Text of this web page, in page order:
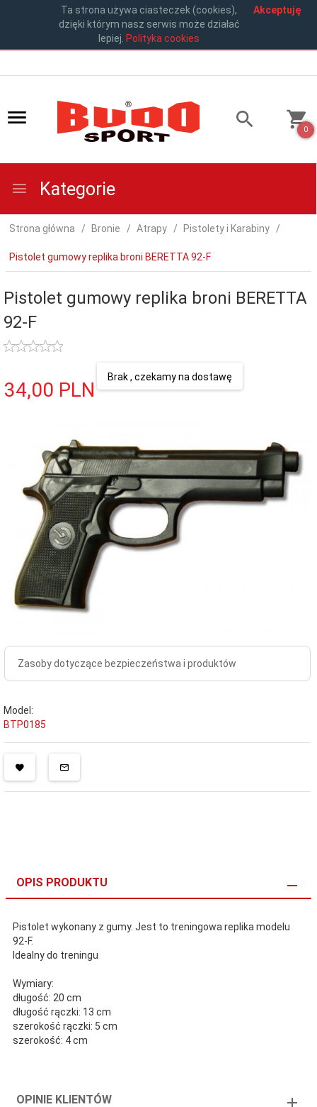
Ta strona używa ciasteczek (cookies),
dzięki którym nasz serwis może działać
lepiej. Polityka cookies
Akceptuję
0
Kategorie
Strona główna Bronie Atrapy Pistolety i Karabiny
Pistolet gumowy replika broni BERETTA 92-F
Pistolet gumowy replika broni BERETTA
92-F
34,00 PLN
Brak , czekamy na dostawę
Zasoby dotyczące bezpieczeństwa i produktów
Model:
BTP0185
OPIS PRODUKTU
Pistolet wykonany z gumy. Jest to treningowa replika modelu
92-F.
Idealny do treningu
Wymiary:
długość: 20 cm
długość rączki: 13 cm
szerokość rączki: 5 cm
szerokość: 4 cm
OPINIE KLIENTÓW